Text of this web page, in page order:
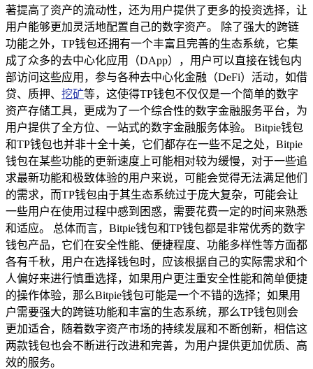
著提高了资产的流动性，还为用户提供了更多的投资选择，让
用户能够更加灵活地配置自己的数字资产。 除了强大的跨链
功能之外，TP钱包还拥有一个丰富且完善的生态系统，它集
成了众多的去中心化应用（DApp），用户可以直接在钱包内
部访问这些应用，参与各种去中心化金融（DeFi）活动，如借
贷、质押、 挖矿等，这使得TP钱包不仅仅是一个简单的数字
资产存储工具，更成为了一个综合性的数字金融服务平台，为
用户提供了全方位、一站式的数字金融服务体验。 Bitpie钱包
和TP钱包也并非十全十美，它们都存在一些不足之处，Bitpie
钱包在某些功能的更新速度上可能相对较为缓慢，对于一些追
求最新功能和极致体验的用户来说，可能会觉得无法满足他们
的需求，而TP钱包由于其生态系统过于庞大复杂，可能会让
一些用户在使用过程中感到困惑，需要花费一定的时间来熟悉
和适应。 总体而言，Bitpie钱包和TP钱包都是非常优秀的数字
钱包产品，它们在安全性能、便捷程度、功能多样性等方面都
各有千秋，用户在选择钱包时，应该根据自己的实际需求和个
人偏好来进行慎重选择，如果用户更注重安全性能和简单便捷
的操作体验，那么Bitpie钱包可能是一个不错的选择；如果用
户需要强大的跨链功能和丰富的生态系统，那么TP钱包则会
更加适合，随着数字资产市场的持续发展和不断创新，相信这
两款钱包也会不断进行改进和完善，为用户提供更加优质、高
效的服务。